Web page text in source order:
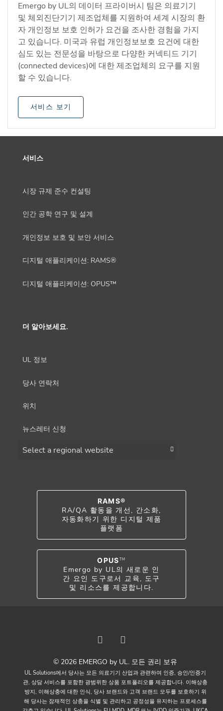
Emergo by UL의 데이터 프라이버시 팀은 의료기기
및 체외진단기기 제조업체를 지원하여 세계 시장의 환
자 개인정보 보호 인허가 요건을 조사한 경험을 가지
고 있습니다. 미국과 유럽 개인정보보호 요건에 대한
심도 있는 전문성을 바탕으로 다양한 커넥티드 기기
(connected devices)에 대한 제조업체의 요구를 지원
할 수 있습니다.
서비스 보기
서비스
시장 규제 준수 컨설팅
인간 공학 연구 및 설계
개인정보 보호 및 보안 서비스
디지털 애플리케이션: RAMS®
디지털 애플리케이션: OPUS™
더 알아보세요.
UL 정보
당사 연락처
위치
뉴스레터 신청
RAMS®
RA/QA 활동을 개선, 간소화,
자동화하기 위한 디지털 제품
플랫폼
OPUS TM
Emergo by UL의 새로운 인
간 요인 도구로서 교육, 도구
및 리소스를 제공합니다.
© 2026 EMERGO by UL. 모든 권리 보유
UL Solutions에서 당사는 모든 의료기기 산업과 관련하여 인증, 승인/인증기
관, 상담 서비스를 포함한 광범위한 상품 포트폴리오를 제공합니다. 이해상충
방지, 이해상충에 대한 인식, 당사 브랜드와 고객 브랜드 모두를 보호하기 위
해 당사는 잠재적인 상충을 식별 및 관리하고 공정성을 유지하는 프로세스를